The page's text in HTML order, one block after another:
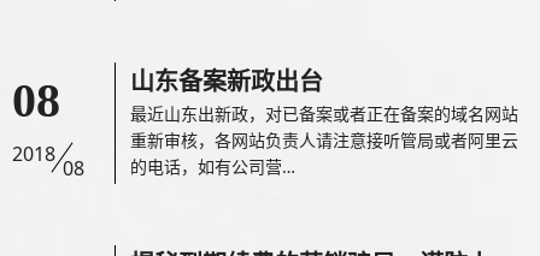
08
2018
08
山东备案新政出台
最近山东出新政，对已备案或者正在备案的域名网站
重新审核，各网站负责人请注意接听管局或者阿里云
的电话，如有公司营…